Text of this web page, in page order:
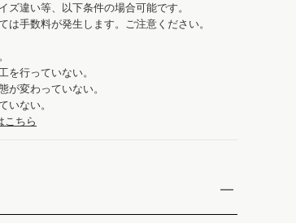
ズ違い等、以下条件の場合可能です。
は手数料が発生します。ご注意ください。
を行っていない。
が変わっていない。
いない。
こちら